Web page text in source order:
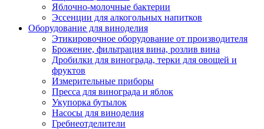
Яблочно-молочные бактерии
Эссенции для алкогольных напитков
Оборудование для виноделия
Этикировочное оборудование от производителя
Брожение, фильтрация вина, розлив вина
Дробилки для винограда, терки для овощей и
фруктов
Измерительные приборы
Пресса для винограда и яблок
Укупорка бутылок
Насосы для виноделия
Гребнеотделители